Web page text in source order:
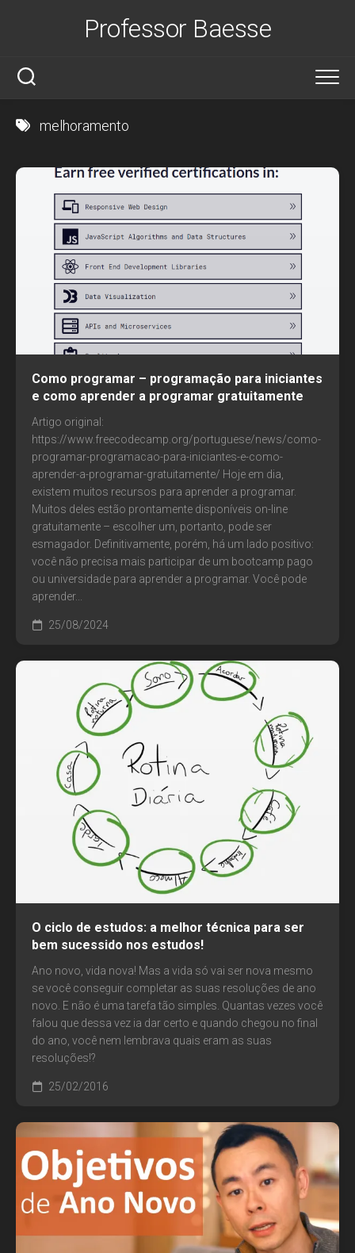
Professor Baesse
melhoramento
Como programar – programação para iniciantes
e como aprender a programar gratuitamente
Artigo original:
https://www.freecodecamp.org/portuguese/news/como-
programar-programacao-para-iniciantes-e-como-
aprender-a-programar-gratuitamente/ Hoje em dia,
existem muitos recursos para aprender a programar.
Muitos deles estão prontamente disponíveis on-line
gratuitamente – escolher um, portanto, pode ser
esmagador. Definitivamente, porém, há um lado positivo:
você não precisa mais participar de um bootcamp pago
ou universidade para aprender a programar. Você pode
aprender...
25/08/2024
O ciclo de estudos: a melhor técnica para ser
bem sucessido nos estudos!
Ano novo, vida nova! Mas a vida só vai ser nova mesmo
se você conseguir completar as suas resoluções de ano
novo. E não é uma tarefa tão simples. Quantas vezes você
falou que dessa vez ia dar certo e quando chegou no final
do ano, você nem lembrava quais eram as suas
resoluções!?
25/02/2016